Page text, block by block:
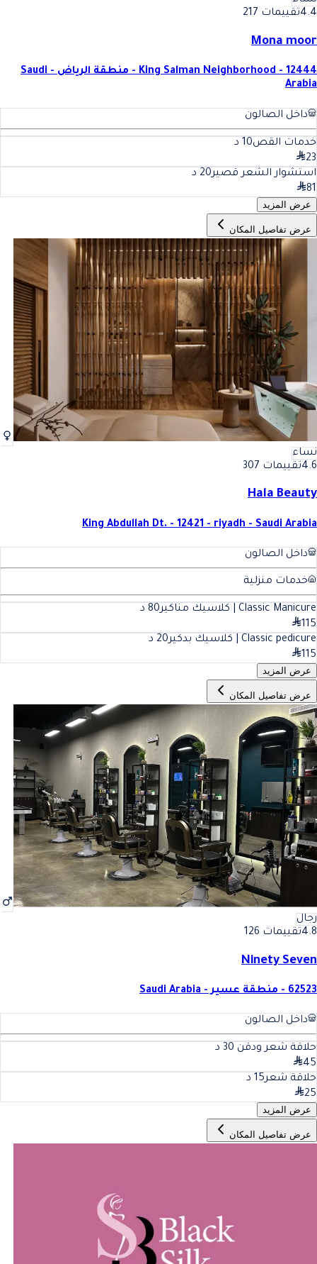
4.4تقييمات 217
Mona moor
King Salman Neighborhood - 12444 - منطقة الرياض - Saudi
Arabia
داخل الصالون
خدمات القص10 د
23
استشوار الشعر قصير20 د
81
عرض المزيد
عرض تفاصيل المكان
نساء
4.6تقييمات 307
Hala Beauty
King Abdullah Dt. - 12421 - riyadh - Saudi Arabia
داخل الصالون
خدمات منزلية
Classic Manicure | كلاسيك مناكير 80 د
115
Classic pedicure | كلاسيك بدكير
20 د
115
عرض المزيد
عرض تفاصيل المكان
رجال
4.8تقييمات 126
Ninety Seven
62523 - منطقة عسير - Saudi Arabia
داخل الصالون
حلاقة شعر ودقن 30 د
45
حلاقة شعر15 د
25
عرض المزيد
عرض تفاصيل المكان